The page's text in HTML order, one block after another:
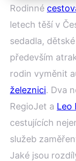
Rodinné
letech těší v
sedadla,
především
rodin vyměnit
železnici. Dva
RegioJet a Leo
cestujících
služeb
Jaké jsou